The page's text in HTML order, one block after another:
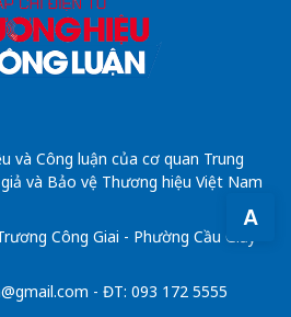
A
và Công luận của cơ quan Trung
và Bảo vệ Thương hiệu Việt Nam
Công Giai - Phường Cầu Giấy -
- ĐT: 093 172 5555